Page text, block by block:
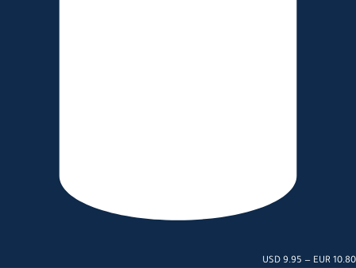
USD 9.95 — EUR 10.80